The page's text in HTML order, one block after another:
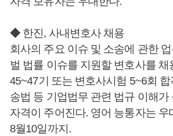
◆ 한진, 사내변호사 채용
회사의 주요 이슈 및 소송에 관한
벌 법률 이슈를 지원할 변호사를 채
45~47기 또는 변호사시험 5~6회
송법 등 기업법무 관련 법규 이해가
자격이 주어진다. 영어 능통자는
8월10일까지.